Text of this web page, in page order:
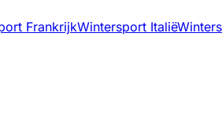
FrankrijkWintersport Italië